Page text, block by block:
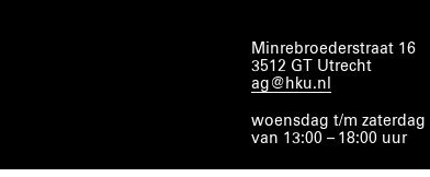
Minrebroederstraat 16
3512 GT Utrecht
ag@hku.nl
woensdag t/m zaterdag
van 13:00 – 18:00 uur